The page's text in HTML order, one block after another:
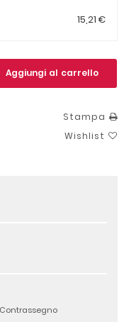
15,21 €
Aggiungi al carrello
Stampa
Wishlist